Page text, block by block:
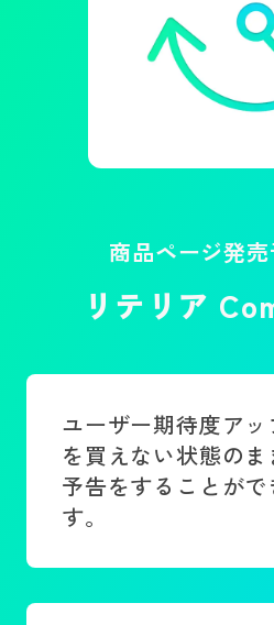
商品ページ発
リテリア
ユーザー期待度ア
を買えない状態の
予告をすることが
す。